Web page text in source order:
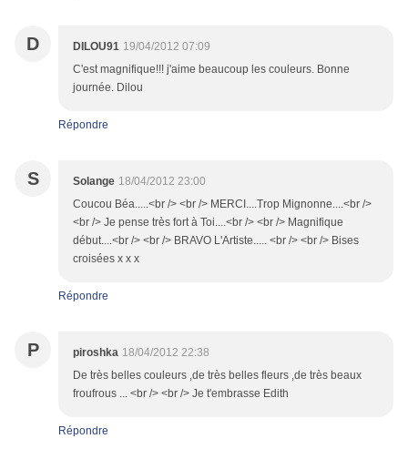
D DILOU91 19/04/2012 07:09
C'est magnifique!!! j'aime beaucoup les couleurs. Bonne
journée. Dilou
Répondre
S Solange 18/04/2012 23:00
Coucou Béa.....<br /> <br /> MERCI....Trop Mignonne....<br />
<br /> Je pense très fort à Toi....<br /> <br /> Magnifique
début....<br /> <br /> BRAVO L'Artiste..... <br /> <br /> Bises
croisées x x x
Répondre
P piroshka 18/04/2012 22:38
De très belles couleurs ,de très belles fleurs ,de très beaux
froufrous ... <br /> <br /> Je t'embrasse Edith
Répondre